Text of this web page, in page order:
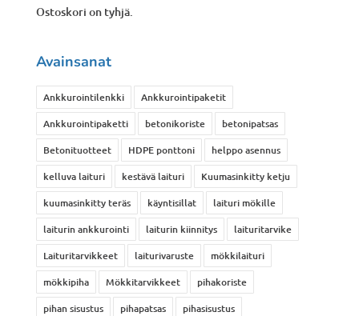
Ostoskori on tyhjä.
Avainsanat
Ankkurointilenkki
Ankkurointipaketit
Ankkurointipaketti
betonikoriste
betonipatsas
Betonituotteet
HDPE ponttoni
helppo asennus
kelluva laituri
kestävä laituri
Kuumasinkitty ketju
kuumasinkitty teräs
käyntisillat
laituri mökille
laiturin ankkurointi
laiturin kiinnitys
laituritarvike
Laituritarvikkeet
laiturivaruste
mökkilaituri
mökkipiha
Mökkitarvikkeet
pihakoriste
pihan sisustus
pihapatsas
pihasisustus